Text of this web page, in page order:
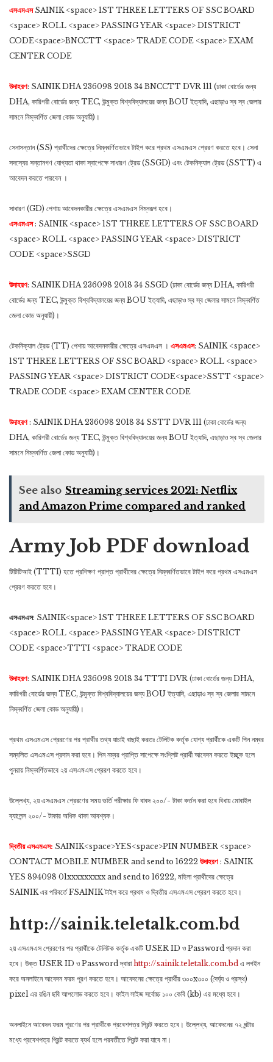
এসএমএস SAINIK <space> 1ST THREE LETTERS OF SSC BOARD
<space> ROLL <space> PASSING YEAR <space> DISTRICT
CODE<space>BNCCTT <space> TRADE CODE <space> EXAM
CENTER CODE
উদাহরণ: SAINIK DHA 236098 2018 34 BNCCTT DVR 111 (ঢাকা বোর্ডের জন্য
DHA, কারিগরী বোর্ডের জন্য TEC, উন্মুক্ত বিশ্ববিদ্যালয়ের জন্য BOU ইত্যাদি, এছাড়াও স্ব স্ব জেলার
সামনে নিম্নবর্ণিত জেলা কোড অনুযায়ী)।
সেনাসন্তান (SS) প্রার্থীদের ক্ষেত্রে নিম্নবর্ণিতভাবে টাইপ করে প্রথম এসএমএস প্রেরণ করতে হবে। সেনা
সদস্যের সন্তানগণ যোগ্যতা থাকা স্বাপেক্ষে সাধারণ ট্রেড (SSGD) এবং টেকনিক্যাল ট্রেড (SSTT) এ
আবেদন করতে পারবেন ।
সাধারণ (GD) পেশায় আবেদনকারীর ক্ষেত্রে এসএমএস নিম্নরূপ হবে।
এসএমএস : SAINIK <space> 1ST THREE LETTERS OF SSC BOARD
<space> ROLL <space> PASSING YEAR <space> DISTRICT
CODE <space>SSGD
উদাহরণ: SAINIK DHA 236098 2018 34 SSGD (ঢাকা বোর্ডের জন্য DHA, কারিগরী
বোর্ডের জন্য TEC, উন্মুক্ত বিশ্ববিদ্যালয়ের জন্য BOU ইত্যাদি, এছাড়াও স্ব স্ব জেলার সামনে নিম্নবর্ণিত
জেলা কোড অনুযায়ী)।
টেকনিক্যাল ট্রেড (TT) পেশায় আবেদনকারীর ক্ষেত্রে এসএমএস । এসএমএস: SAINIK <space>
1ST THREE LETTERS OF SSC BOARD <space> ROLL <space>
PASSING YEAR <space> DISTRICT CODE<space>SSTT <space>
TRADE CODE <space> EXAM CENTER CODE
উদাহরণ : SAINIK DHA 236098 2018 34 SSTT DVR 111 (ঢাকা বোর্ডের জন্য
DHA, কারিগরী বোর্ডের জন্য TEC, উন্মুক্ত বিশ্ববিদ্যালয়ের জন্য BOU ইত্যাদি, এছাড়াও স্ব স্ব জেলার
সামনে নিম্নবর্ণিত জেলা কোড অনুযায়ী)।
See also Streaming services 2021: Netflix
and Amazon Prime compared and ranked
Army Job PDF download
টিটিটিআই (TTTI) হতে প্রশিক্ষণ প্রাপ্ত প্রার্থীদের ক্ষেত্রে নিম্নবর্ণিতভাবে টাইপ করে প্রথম এসএমএস
প্রেরণ করতে হবে।
এসএমএস: SAINIK<space> 1ST THREE LETTERS OF SSC BOARD
<space> ROLL <space> PASSING YEAR <space> DISTRICT
CODE <space>TTTI <space> TRADE CODE
উদাহরণ: SAINIK DHA 236098 2018 34 TTTI DVR (ঢাকা বোর্ডের জন্য DHA,
কারিগরী বোর্ডের জন্য TEC, উন্মুক্ত বিশ্ববিদ্যালয়ের জন্য BOU ইত্যাদি, এছাড়াও স্ব স্ব জেলার সামনে
নিম্নবর্ণিত জেলা কোড অনুযায়ী)।
প্রথম এসএমএস প্রেরণের পর প্রার্থীর তথ্য যাচাই বাছাই করতঃ টেলিটক কর্তৃক যোগ্য প্রার্থীকে একটি পিন নম্বর
সম্বলিত এসএমএস প্রদান করা হবে। পিন নম্বর প্রাপ্তি সাপেক্ষে সংশ্লিষ্ট প্রার্থী আবেদন করতে ইচ্ছুক হলে
পুনরায় নিম্নবর্ণিতভাবে ২য় এসএমএস প্রেরণ করতে হবে।
উল্লেখ্য, ২য় এসএমএস প্রেরণের সময় ভর্তি পরীক্ষার ফি বাবদ ২০০/- টাকা কর্তন করা হবে বিধায় মোবাইল
ব্যালেন্স ২০০/- টাকার অধিক থাকা আবশ্যক।
দ্বিতীয় এসএমএস: SAINIK<space>YES<space>PIN NUMBER <space>
CONTACT MOBILE NUMBER and send to 16222 উদাহরণ : SAINIK
YES 894098 01xxxxxxxxx and send to 16222, মহিলা প্রার্থীদের ক্ষেত্রে
SAINIK এর পরিবর্তে FSAINIK টাইপ করে প্রথম ও দ্বিতীয় এসএমএস প্রেরণ করতে হবে।
http://sainik.teletalk.com.bd
২য় এসএমএস প্রেরণের পর প্রার্থীকে টেলিটক কর্তৃক একটি USER ID ও Password প্রদান করা
হবে। উক্ত USER ID ও Password দ্বারা http://sainik.teletalk.com.bd এ লগইন
করে অনলাইনে আবেদন ফরম পূরণ করতে হবে। আবেদনের ক্ষেত্রে প্রার্থীর ৩০০x৩০০ (দৈর্ঘ্য ও প্রস্থ)
pixel এর রঙিন ছবি আপলোড করতে হবে। ফাইল সাইজ সর্বোচ্চ ১০০ কেবি (kb) এর মধ্যে হবে।
অনলাইনে আবেদন ফরম পূরণের পর প্রার্থীকে প্রবেশপত্র প্রিন্ট করতে হবে। উল্লেখ্য, আবেদনের ৭২ ঘন্টার
মধ্যে প্রবেশপত্র প্রিন্ট করতে ব্যর্থ হলে পরবর্তীতে প্রিন্ট করা যাবে না।